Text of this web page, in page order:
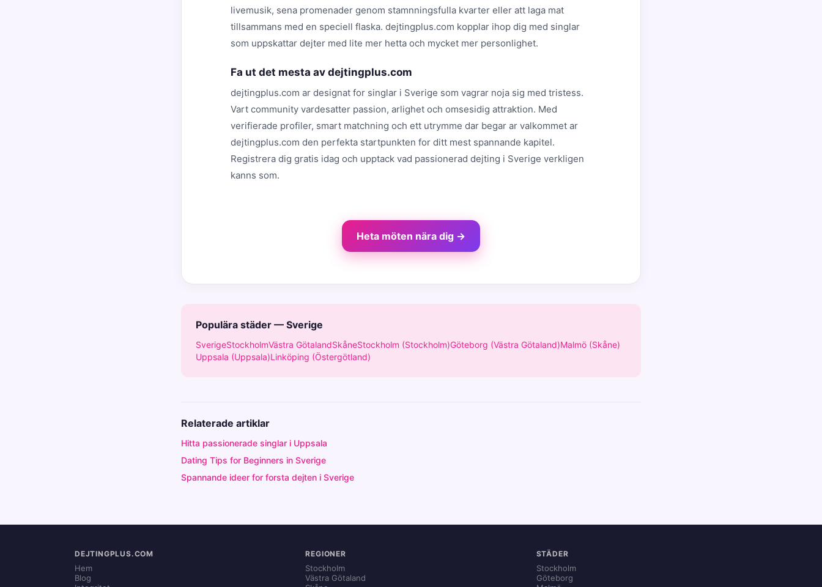
livemusik, sena promenader genom stamnningsfulla kvarter eller att laga mat
tillsammans med en speciell flaska. dejtingplus.com kopplar ihop dig med singlar
som uppskattar dejter med lite mer hetta och mycket mer personlighet.
Fa ut det mesta av dejtingplus.com
dejtingplus.com ar designat for singlar i Sverige som vagrar noja sig med tristess.
Vart community vardesatter passion, arlighet och omsesidig attraktion. Med
verifierade profiler, smart matchning och ett utrymme dar begar ar valkommet ar
dejtingplus.com den perfekta startpunkten for ditt mest spannande kapitel.
Registrera dig gratis idag och upptack vad passionerad dejting i Sverige verkligen
kanns som.
Heta möten nära dig →
Populära städer — Sverige
SverigeStockholmVästra GötalandSkåneStockholm (Stockholm)Göteborg (Västra Götaland)Malmö (Skåne)
Uppsala (Uppsala)Linköping (Östergötland)
Relaterade artiklar
Hitta passionerade singlar i Uppsala
Dating Tips for Beginners in Sverige
Spannande ideer for forsta dejten i Sverige
DEJTINGPLUS.COM
Hem
Blog
REGIONER
Stockholm
Västra Götaland
STÄDER
Stockholm
Göteborg